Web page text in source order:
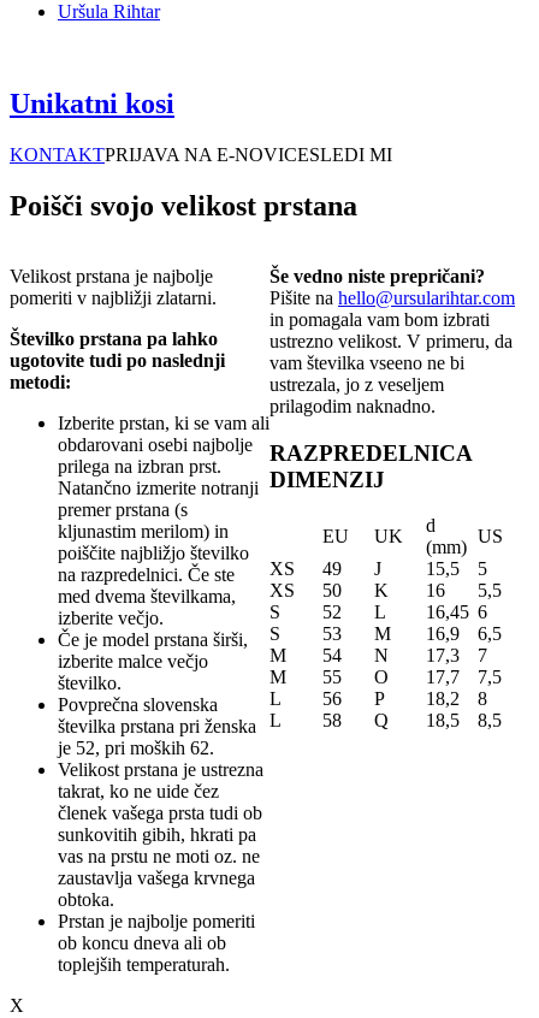
Uršula Rihtar
Unikatni kosi
KONTAKTPRIJAVA NA E-NOVICESLEDI MI
Poišči svojo velikost prstana
Velikost prstana je najbolje
pomeriti v najbližji zlatarni.
Številko prstana pa lahko
ugotovite tudi po naslednji
metodi:
Izberite prstan, ki se vam ali
obdarovani osebi najbolje
prilega na izbran prst.
Natančno izmerite notranji
premer prstana (s
kljunastim merilom) in
poiščite najbližjo številko
na razpredelnici. Če ste
med dvema številkama,
izberite večjo.
Če je model prstana širši,
izberite malce večjo
številko.
Povprečna slovenska
številka prstana pri ženska
je 52, pri moških 62.
Velikost prstana je ustrezna
takrat, ko ne uide čez
členek vašega prsta tudi ob
sunkovitih gibih, hkrati pa
vas na prstu ne moti oz. ne
zaustavlja vašega krvnega
obtoka.
Prstan je najbolje pomeriti
ob koncu dneva ali ob
toplejših temperaturah.
Še vedno niste prepričani?
Pišite na hello@ursularihtar.com
in pomagala vam bom izbrati
ustrezno velikost. V primeru, da
vam številka vseeno ne bi
ustrezala, jo z veseljem
prilagodim naknadno.
RAZPREDELNICA
DIMENZIJ
EU UK
d
(mm)
US
XS
49 J 15,5
5
XS
50 K 16
5,5
S
52 L 16,45 6
S
53 M 16,9
6,5
M
54 N 17,3
7
M
55 O 17,7
7,5
L
56 P 18,2
8
L
58 Q 18,5 8,5
X